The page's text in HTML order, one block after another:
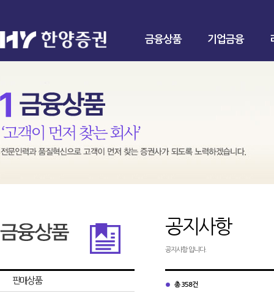
금융상품 기업금융
판매상품
공지사항
공지사항 입니다.
총 358건